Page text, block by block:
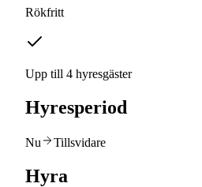
Rökfritt
Upp till 4 hyresgäster
Hyresperiod
Nu Tillsvidare
Hyra